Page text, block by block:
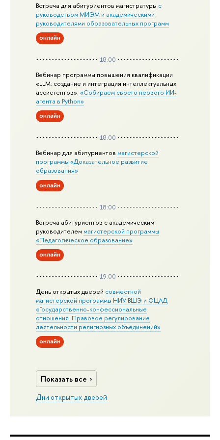
Встреча для абитуриентов магистратуры с
руководством МИЭМ и академическими
руководителями образовательных программ
онлайн
18:00
Вебинар программы повышения квалификации
«LLM: создание и интеграция интеллектуальных
ассистентов»:«Собираем своего первого ИИ-
агента в Python»
онлайн
18:00
Вебинар для абитуриентовмагистерской
программы «Доказательное развитие
образования»
онлайн
18:00
Встреча абитуриентов с академическим
руководителеммагистерской программы
«Педагогическое образование»
онлайн
19:00
День открытых дверей совместной
магистерской программы НИУ ВШЭ и ОЦАД
«Государственно-конфессиональные
отношения. Правовое регулирование
деятельности религиозных объединений»
онлайн
Показать все
Дни открытых дверей